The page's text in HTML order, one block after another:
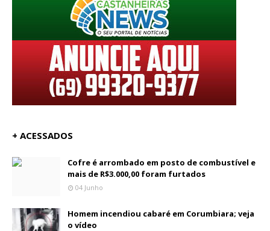
+ ACESSADOS
Cofre é arrombado em posto de combustível e
mais de R$3.000,00 foram furtados
04 Junho
Homem incendiou cabaré em Corumbiara; veja
o vídeo